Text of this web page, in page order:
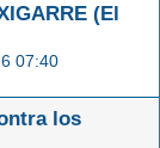
(El
07:40
los